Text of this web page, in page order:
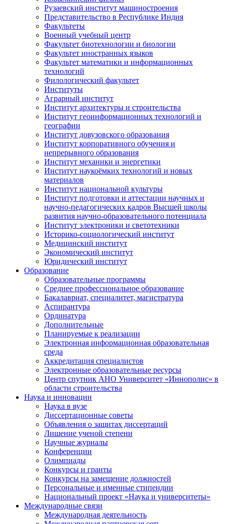
Рузаевский институт машиностроения
Представительство в Республике Индия
Факультеты
Военный учебный центр
Факультет биотехнологии и биологии
Факультет иностранных языков
Факультет математики и информационных
технологий
Филологический факультет
Институты
Аграрный институт
Институт архитектуры и строительства
Институт геоинформационных технологий и
географии
Институт довузовского образования
Институт корпоративного обучения и
непрерывного образования
Институт механики и энергетики
Институт наукоёмких технологий и новых
материалов
Институт национальной культуры
Институт подготовки и аттестации научных и
научно-педагогических кадров Высшей школы
развития научно-образовательного потенциала
Институт электроники и светотехники
Историко-социологический институт
Медицинский институт
Экономический институт
Юридический институт
Образование
Образовательные программы
Среднее профессиональное образование
Бакалавриат, специалитет, магистратура
Аспирантура
Ординатура
Дополнительные
Планируемые к реализации
Электронная информационная образовательная
среда
Аккредитация специалистов
Электронные образовательные ресурсы
Центр спутник АНО Университет «Иннополис» в
области строительства
Наука и инновации
Наука в вузе
Диссертационные советы
Объявления о защитах диссертаций
Лишение ученой степени
Научные журналы
Конференции
Олимпиады
Конкурсы и гранты
Конкурсы на замещение должностей
Персональные и именные стипендии
Национальный проект «Наука и университеты»
Международные связи
Международная деятельность